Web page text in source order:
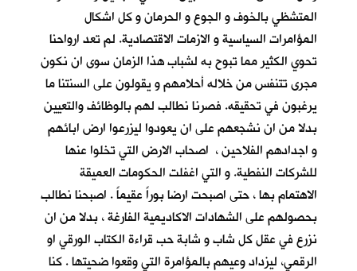
المتشظي بالخوف و الجوع و الحرمان و كل اشكال
المؤامرات السياسية و الازمات الاقتصادية. لم تعد ارواحنا
تحوي الكثير مما تبوح به لشباب هذا الزمان سوى ان نكون
مجرى تتنفس من خلاله أحلامهم و يقولون على السنتنا ما
يرغبون في تحقيقه. فصرنا نطالب لهم بالوظائف والتعيين
بدلا من ان نشجعهم على ان يعودوا ليزرعوا ارض ابائهم
و اجدادهم الفلاحين ، اصحاب الارض التي تخلوا عنها
للشركات النفطية. و التي اغفلت الحكومات العميقة
الاهتمام بها ، حتى اصبحت ارضا بوراً عقيماً . اصبحنا نطالب
بحصولهم على الشهادات الاكاديمية الفارغة ، بدلا من ان
نزرع في عقل كل شاب و شابة حب قراءة الكتاب الورقي او
الرقمي، ليزداد وعيهم بالمؤامرة التي وقعوا ضحيتها . كنا